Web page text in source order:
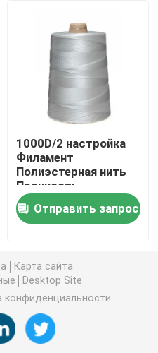
нитей
нить цветная нить
высокой прочности
нить цветная
нить
шить
1000D/2 настройка
Филамент
Полиэстерная нить
Прочность
материала
Отправить запрос
Карта сайта
Desktop Site
конфиденциальности